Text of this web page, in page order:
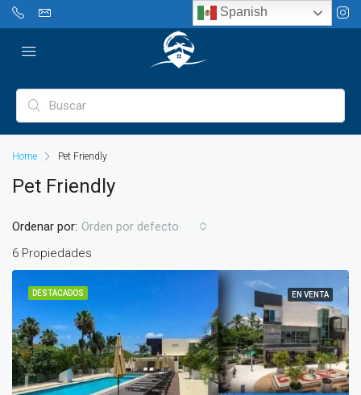
Home Pet Friendly
Pet Friendly
6 Propiedades
Ordenar por: Orden por defecto
DESTACADOS EN VENTA
Spanish